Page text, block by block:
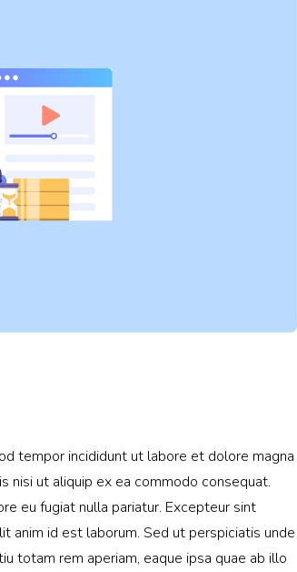
tempor incididunt ut labore et dolore magna
nisi ut aliquip ex ea commodo consequat.
eu fugiat nulla pariatur. Excepteur sint
anim id est laborum. Sed ut perspiciatis unde
totam rem aperiam, eaque ipsa quae ab illo